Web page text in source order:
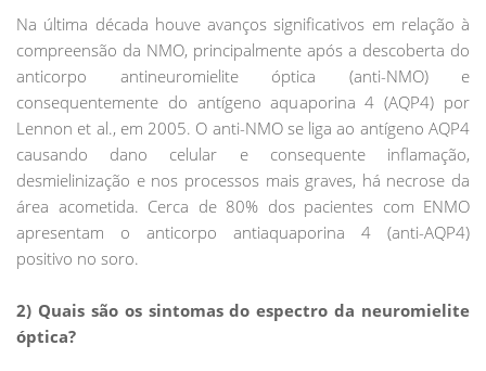
Na última década houve avanços significativos em relação à
compreensão da NMO, principalmente após a descoberta do
anticorpo antineuromielite óptica (anti-NMO) e
consequentemente do antígeno aquaporina 4 (AQP4) por
Lennon et al., em 2005. O anti-NMO se liga ao antígeno AQP4
causando dano celular e consequente inflamação,
desmielinização e nos processos mais graves, há necrose da
área acometida. Cerca de 80% dos pacientes com ENMO
apresentam o anticorpo antiaquaporina 4 (anti-AQP4)
positivo no soro.
2) Quais são os sintomas do espectro da neuromielite
óptica?